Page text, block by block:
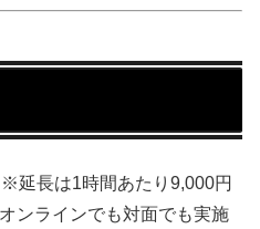
※延長は1時間あたり9,000円
ンラインでも対面でも実施